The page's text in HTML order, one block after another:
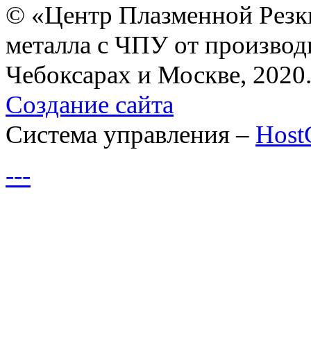
© «Центр Плазменной
металла с ЧПУ от
Чебоксарах и Москве, 2020.
Создание сайта
Система управления –
---